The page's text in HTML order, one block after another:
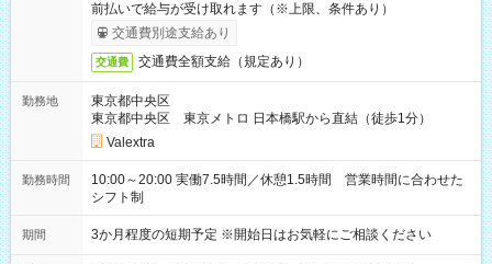
前払いで給与が受け取れます（※上限、条件あり）
交通費別途支給あり
交通費 交通費全額支給（規定あり）
勤務地
東京都中央区
東京都中央区 東京メトロ 日本橋駅から直結（徒歩1分）
Valextra
勤務時間
10:00～20:00 実働7.5時間／休憩1.5時間 営業時間に合わせた
シフト制
期間 3か月程度の短期予定 ※開始日はお気軽にご相談ください